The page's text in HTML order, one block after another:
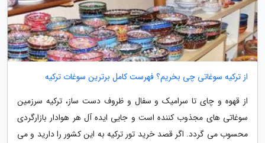
از ترکیه سوغاتی چی بخریم؟ فهرست کامل برترین سوغات ترکیه
از قهوه و چای تا سرامیک و سفال و ظروف دست ساز، ترکیه سرزمین
سوغاتی های مجذوب کننده است و جایی ایده آل هر هوادار بازارگردی
محسوب می گردد. اگر قصد خرید تور ترکیه به این کشور را دارید و می